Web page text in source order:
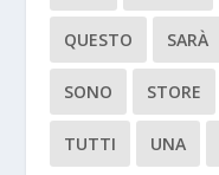
QUESTO SARÀ
SONO STORE
TUTTI UNA